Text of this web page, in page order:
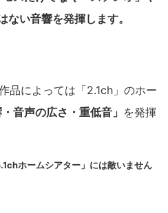
ない音響を発揮します。
品によっては「2.1ch」のホー
・音声の広さ・重低音」 を発揮
ホームシアター」には敵いません